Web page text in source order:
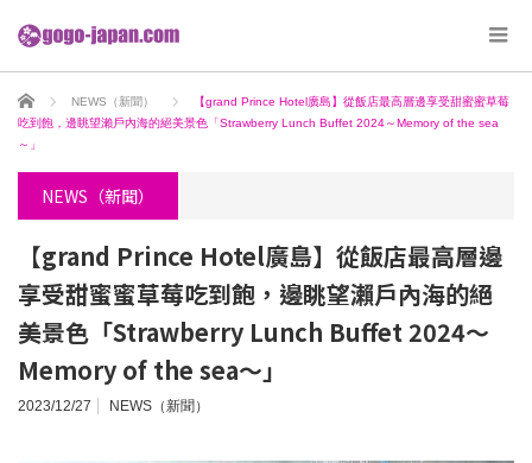
ホーム NEWS（新聞）
【grand Prince Hotel廣島】從飯店最高層邊享受甜蜜蜜草莓
吃到飽，邊眺望瀨戶內海的絕美景色「Strawberry Lunch Buffet 2024～Memory of the sea
～」
NEWS（新聞）
【grand Prince Hotel廣島】從飯店最高層邊
享受甜蜜蜜草莓吃到飽，邊眺望瀨戶內海的絕
美景色「Strawberry Lunch Buffet 2024～
Memory of the sea～」
2023/12/27 NEWS（新聞）